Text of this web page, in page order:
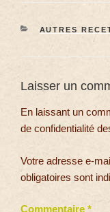
AUTRES
Laisser un
En laissant un
de confidentialité
Votre adresse e-
obligatoires sont
Commentaire *